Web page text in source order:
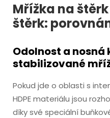
Mřížka na
štěrk:
Odolnost a
stabilizované
Pokud jde o oblasti s
HDPE materiálu jsou
díky své speciální